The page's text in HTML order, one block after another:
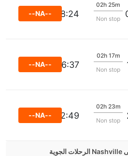
02h 25m
Non stop
08:24
--NA--
02h 17m
Non stop
16:37
--NA--
02h 23m
Non stop
22:49
--NA--